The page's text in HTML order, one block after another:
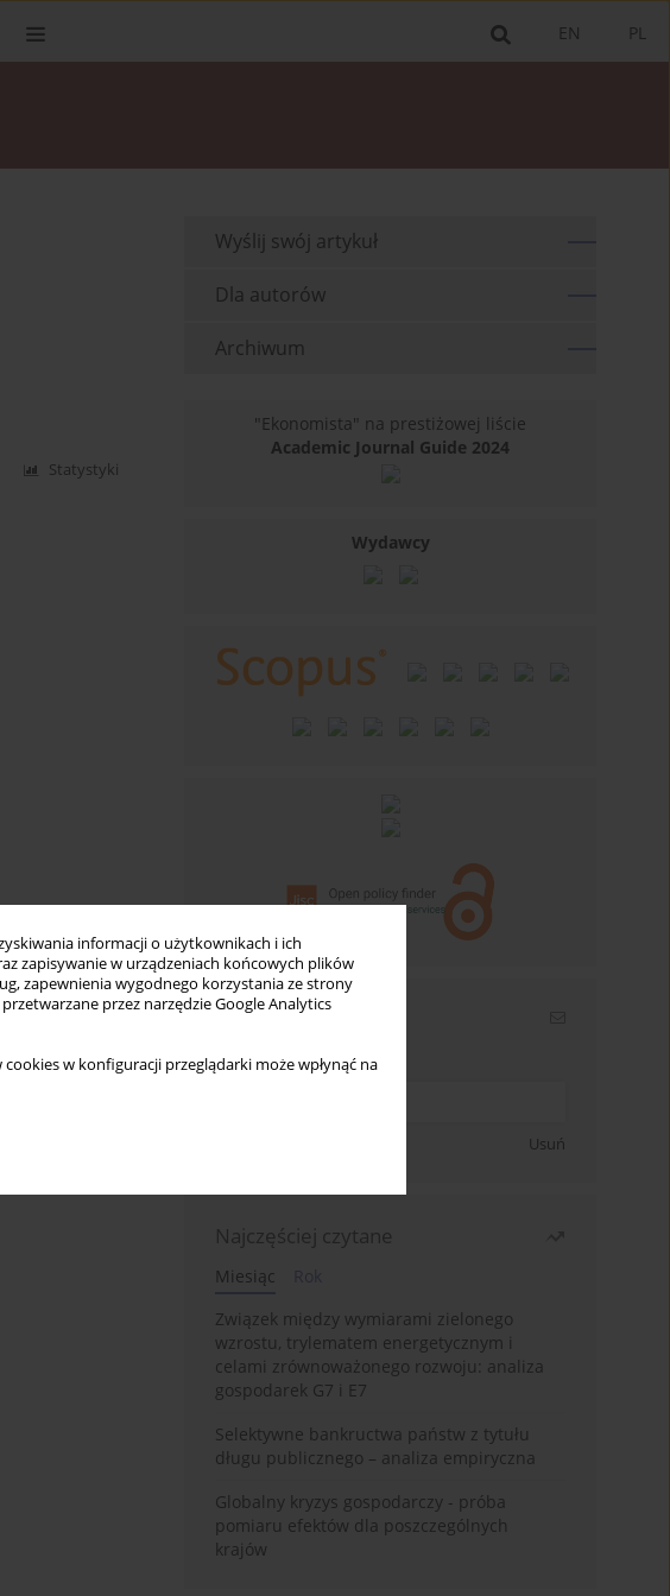
informacji o użytkownikach i ich
zapisywanie w urządzeniach końcowych plików
zapewnienia wygodnego korzystania ze strony
przez narzędzie Google Analytics
w konfiguracji przeglądarki może wpłynąć na
PL
EN
Statystyki
Wyślij swój artykuł
Dla autorów
Archiwum
"Ekonomista" na prestiżowej liście
Academic Journal Guide 2024
Wydawcy
Newsletter
Wpisz swój adres email
Usuń
Najczęściej czytane
Miesiąc
Związek między wymiarami zielonego
wzrostu, trylematem energetycznym i
celami zrównoważonego rozwoju: analiza
gospodarek G7 i E7
Selektywne bankructwa państw z tytułu
długu publicznego – analiza empiryczna
Globalny kryzys gospodarczy - próba
pomiaru efektów dla poszczególnych
krajów